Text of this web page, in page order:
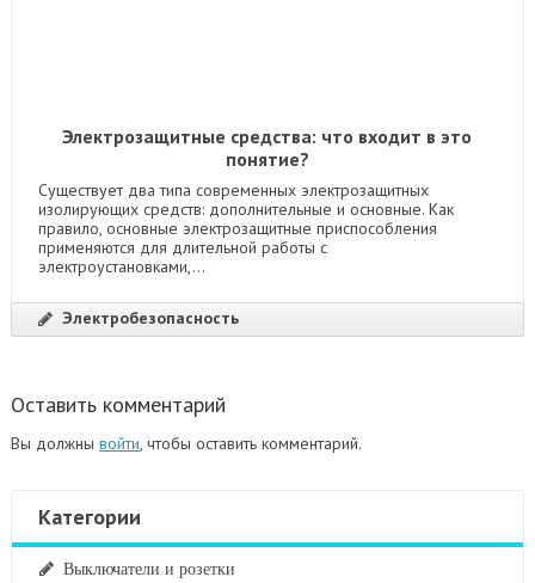
Электрозащитные средства: что входит в это
понятие?
Существует два типа современных электрозащитных
изолирующих средств: дополнительные и основные. Как
правило, основные электрозащитные приспособления
применяются для длительной работы с
электроустановками,...
Электробезопасность
Оставить комментарий
Вы должны войти , чтобы оставить комментарий.
Категории
Выключатели и розетки